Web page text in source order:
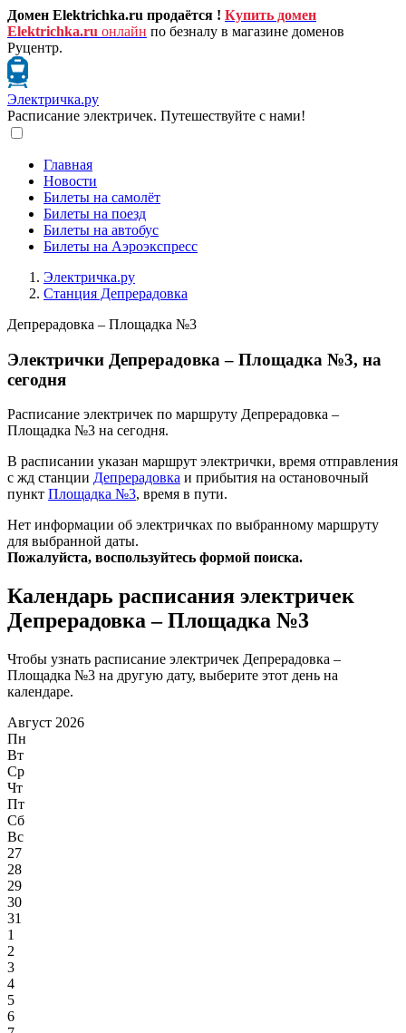
Домен Elektrichka.ru продаётся ! Купить домен
Elektrichka.ru онлайн по безналу в магазине доменов
Руцентр.
Электричка.ру
Расписание электричек. Путешествуйте с нами!
Главная
Новости
Билеты на самолёт
Билеты на поезд
Билеты на автобус
Билеты на Аэроэкспресс
Электричка.ру
Станция Депрерадовка
Депрерадовка – Площадка №3
Электрички Депрерадовка – Площадка №3, на
сегодня
Расписание электричек по маршруту Депрерадовка –
Площадка №3 на сегодня.
В расписании указан маршрут электрички, время отправления
с жд станции Депрерадовка и прибытия на остановочный
пункт Площадка №3, время в пути.
Нет информации об электричках по выбранному маршруту
для выбранной даты.
Пожалуйста, воспользуйтесь формой поиска.
Календарь расписания электричек
Депрерадовка – Площадка №3
Чтобы узнать расписание электричек Депрерадовка –
Площадка №3 на другую дату, выберите этот день на
календаре.
Август 2026
Пн
Вт
Ср
Чт
Пт
Сб
Вс
27
28
29
30
31
1
2
3
4
5
6